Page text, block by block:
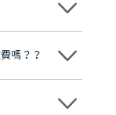
自香港、內地的
統全球放心植牙中
大灣區及周邊城
分院，香港亦設
費咨詢，讓人十
嗎？？
費用。